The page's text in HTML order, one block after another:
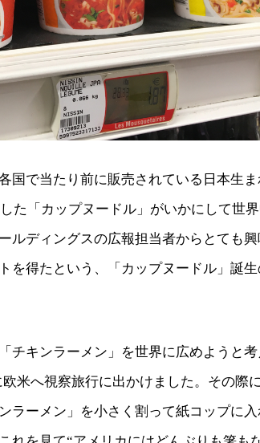
国で当たり前に販売されている日本生
た「カップヌードル」がいかにして世
ルディングスの広報担当者からとても
を得たという、「カップヌードル」誕
チキンラーメン」を世界に広めようと
米へ視察旅行に出かけました。その際
ラーメン」を小さく割って紙コップに